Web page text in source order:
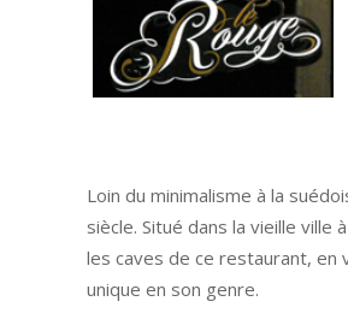
Loin du minimalisme à la
siècle. Situé dans la vieille
les caves de ce restaurant, en
unique en son genre.